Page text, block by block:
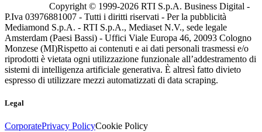
Copyright © 1999-2026 RTI S.p.A. Business Digital -
P.Iva 03976881007 - Tutti i diritti riservati - Per la pubblicità
Mediamond S.p.A. - RTI S.p.A., Mediaset N.V., sede legale
Amsterdam (Paesi Bassi) - Uffici Viale Europa 46, 20093 Cologno
Monzese (MI)Rispetto ai contenuti e ai dati personali trasmessi e/o
riprodotti è vietata ogni utilizzazione funzionale all’addestramento di
sistemi di intelligenza artificiale generativa. È altresì fatto divieto
espresso di utilizzare mezzi automatizzati di data scraping.
Legal
CorporatePrivacy PolicyCookie Policy